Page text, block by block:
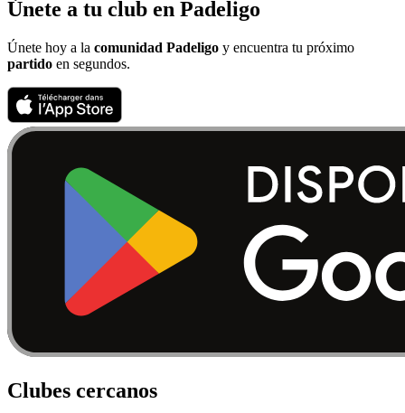
Únete a tu club en Padeligo
Únete hoy a la comunidad Padeligo y encuentra tu próximo
partido en segundos.
Clubes cercanos